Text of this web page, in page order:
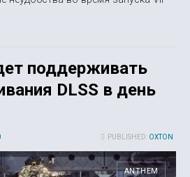
поддерживать
DLSS в день
PUBLISHED: OXTON
ANTHEM